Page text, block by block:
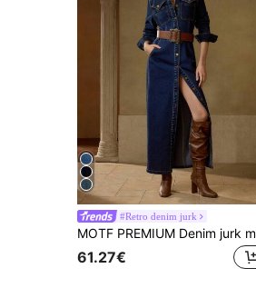
#Retro denim jurk
61.27€